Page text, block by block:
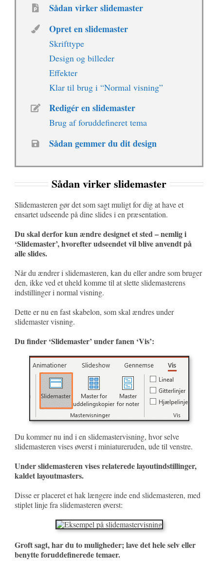
Sådan virker slidemaster
Opret en slidemaster
Skrifttype
Design og billeder
Effekter
Klar til brug i “Normal visning”
Redigér en slidemaster
Brug af foruddefineret tema
Sådan gemmer du dit design
Sådan virker slidemaster
Slidemasteren gør det som sagt muligt for dig at have et
ensartet udseende på dine slides i en præsentation.
Du skal derfor kun ændre designet et sted – nemlig i
‘Slidemaster’, hvorefter udseendet vil blive anvendt på
alle slides.
Når du ændrer i slidemasteren, kan du eller andre som bruger
den, ikke ved et uheld komme til at slette slidemasterens
indstillinger i normal visning.
Dette er nu en fast skabelon, som skal ændres under
slidemaster visning.
Du finder ‘Slidemaster’ under fanen ‘Vis’:
Du kommer nu ind i en slidemastervisning, hvor selve
slidemasteren vises øverst i miniatureruden, ude til venstre.
Under slidemasteren vises relaterede layoutindstillinger,
kaldet layoutmasters.
Disse er placeret et hak længere inde end slidemasteren, med
stiplet linje fra slidemasteren øverst:
Groft sagt, har du to muligheder; lave det hele selv eller
benytte foruddefinerede temaer.